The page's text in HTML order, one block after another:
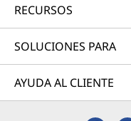
RECURSOS
SOLUCIONES PARA
AYUDA AL CLIENTE